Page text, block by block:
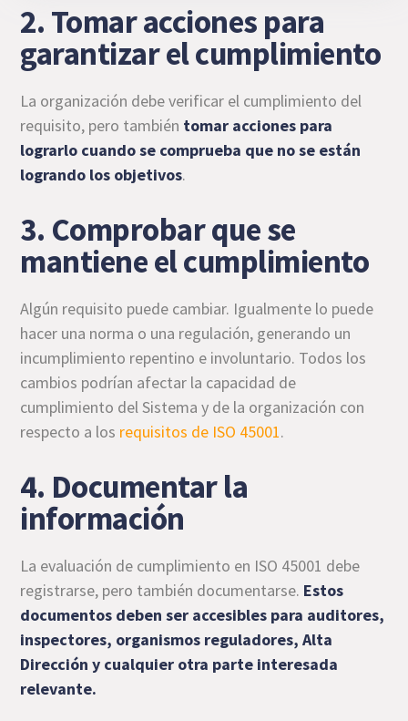
2. Tomar acciones para
garantizar el cumplimiento
La organización debe verificar el cumplimiento del
requisito, pero también tomar acciones para
lograrlo cuando se comprueba que no se están
logrando los objetivos.
3. Comprobar que se
mantiene el cumplimiento
Algún requisito puede cambiar. Igualmente lo puede
hacer una norma o una regulación, generando un
incumplimiento repentino e involuntario. Todos los
cambios podrían afectar la capacidad de
cumplimiento del Sistema y de la organización con
respecto a los requisitos de ISO 45001.
4. Documentar la
información
La evaluación de cumplimiento en ISO 45001 debe
registrarse, pero también documentarse. Estos
documentos deben ser accesibles para auditores,
inspectores, organismos reguladores, Alta
Dirección y cualquier otra parte interesada
relevante.